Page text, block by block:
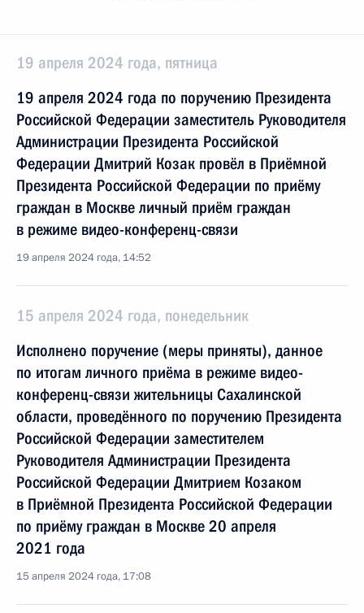
19 апреля 2024 года, пятница
19 апреля 2024 года по поручению Президента
Российской Федерации заместитель Руководителя
Администрации Президента Российской
Федерации Дмитрий Козак провёл в Приёмной
Президента Российской Федерации по приёму
граждан в Москве личный приём граждан
в режиме видео-конференц-связи
19 апреля 2024 года, 14:52
15 апреля 2024 года, понедельник
Исполнено поручение (меры приняты), данное
по итогам личного приёма в режиме видео-
конференц-связи жительницы Сахалинской
области, проведённого по поручению Президента
Российской Федерации заместителем
Руководителя Администрации Президента
Российской Федерации Дмитрием Козаком
в Приёмной Президента Российской Федерации
по приёму граждан в Москве 20 апреля
2021 года
15 апреля 2024 года, 17:08